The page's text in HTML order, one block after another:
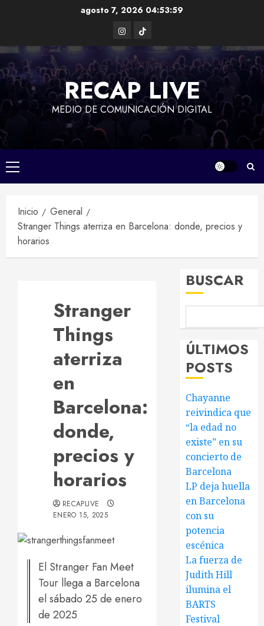
agosto 7, 2026 04:53:59
Instagram
TikTok
RECAP LIVE
MEDIO DE COMUNICACIÓN DIGITAL
Menú
principal
Inicio
General
Stranger Things aterriza en Barcelona: donde, precios y
horarios
Stranger
Things
aterriza
en
Barcelona:
donde,
precios y
horarios
RECAPLIVE
ENERO 15, 2025
El Stranger Fan Meet
Tour llega a Barcelona
el sábado 25 de enero
de 2025
BUSCAR
ÚLTIMOS
POSTS
Chayanne
reivindica que
“la edad no
existe” en su
concierto de
Barcelona
LP deja huella
en Barcelona
con su
potencia
escénica
La fuerza de
Judith Hill
ilumina el
BARTS
Festival